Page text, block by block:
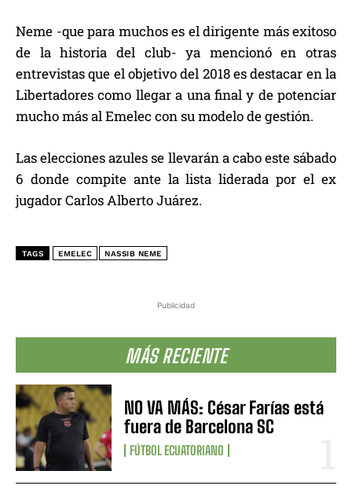
Publicidad
MÁS RECIENTE
NO VA MÁS: César Farías está
fuera de Barcelona SC
FÚTBOL ECUATORIANO
Neme -que para muchos es el dirigente más exitoso
de la historia del club- ya mencionó en otras
entrevistas que el objetivo del 2018 es destacar en la
Libertadores como llegar a una final y de potenciar
mucho más al Emelec con su modelo de gestión.
Las elecciones azules se llevarán a cabo este sábado
6 donde compite ante la lista liderada por el ex
jugador Carlos Alberto Juárez.
TAGS EMELEC NASSIB NEME